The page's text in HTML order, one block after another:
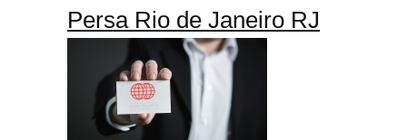
Persa Rio de Janeiro RJ